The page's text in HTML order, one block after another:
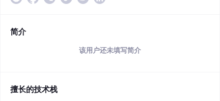
简介
该用户还未填写简介
擅长的技术栈